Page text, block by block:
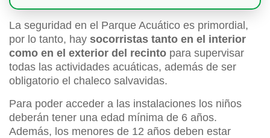
La seguridad en el Parque Acuático es primordial,
por lo tanto, hay socorristas tanto en el interior
como en el exterior del recinto para supervisar
todas las actividades acuáticas, además de ser
obligatorio el chaleco salvavidas.
Para poder acceder a las instalaciones los niños
deberán tener una edad mínima de 6 años.
Además, los menores de 12 años deben estar